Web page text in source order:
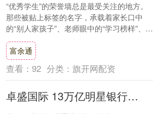
“优秀学生”的荣誉墙总是最受关注的地方。
那些被贴上标签的名字，承载着家长口中
的“别人家孩子”、老师眼中的“学习榜样”、同
学心中的“奋斗目标”。但当我们撕开“优秀....
富余通
查看： 92 分类： 旗开网配资
卓盛国际 13万亿明星银行迈向不惑，透视招行行长王良的三种“表情”